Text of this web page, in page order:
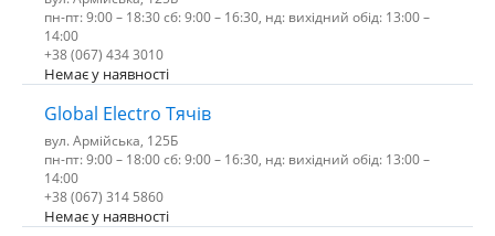
пн-пт: 9:00 – 18:30 сб: 9:00 – 16:30, нд: вихідний обід: 13:00 –
14:00
+38 (067) 434 3010
Немає у наявності
Global Electro Тячів
вул. Армійська, 125Б
пн-пт: 9:00 – 18:00 сб: 9:00 – 16:30, нд: вихідний обід: 13:00 –
14:00
+38 (067) 314 5860
Немає у наявності